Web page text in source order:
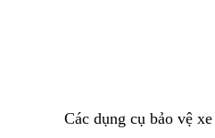
Các dụng cụ bảo vệ